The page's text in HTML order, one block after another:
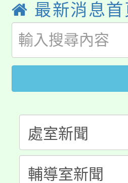
徵才活動。
YOUNG桃
局官網。
8月14至
開!
115年桃
田徑場及
桃園市低
視費優惠
半價優惠
者。
大園自造
份教師增能
大溪自造
份教師研習
淨零綠生
最新消息